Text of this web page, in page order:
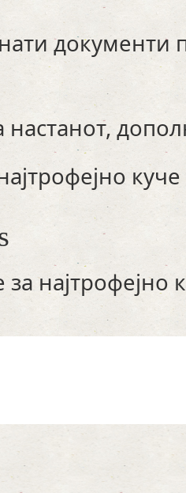
документи
настанот,
најтрофејно